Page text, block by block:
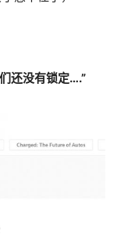
还没有锁定….”